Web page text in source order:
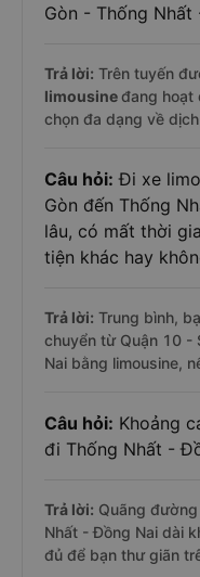
Gòn - Thống
Trả lời: Trên tuyến
limousineđang hoạt
chọn đa dạng về
Câu hỏi: Đi xe
Gòn đến Thống
lâu, có mất thời
tiện khác hay
Trả lời: Trung bình,
chuyển từ Quận 10 -
Nai bằng limousine,
Câu hỏi: Khoảng
đi Thống Nhất -
Trả lời: Quãng
Nhất - Đồng Nai dài
đủ để bạn thư giãn